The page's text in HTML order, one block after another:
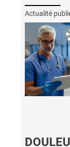
Actualité